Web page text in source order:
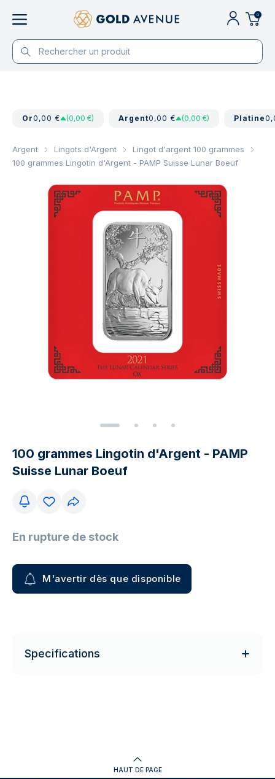
0
Or0,00 € (0,00 €) Argent0,00 € (0,00 €) Platine
Argent Lingots d'Argent
Lingot d'argent 100 grammes
100 grammes Lingotin d'Argent - PAMP Suisse Lunar Boeuf
100 grammes Lingotin d'Argent - PAMP
Suisse Lunar Boeuf
En rupture de stock
M'avertir dès que disponible
Specifications
HAUT DE PAGE